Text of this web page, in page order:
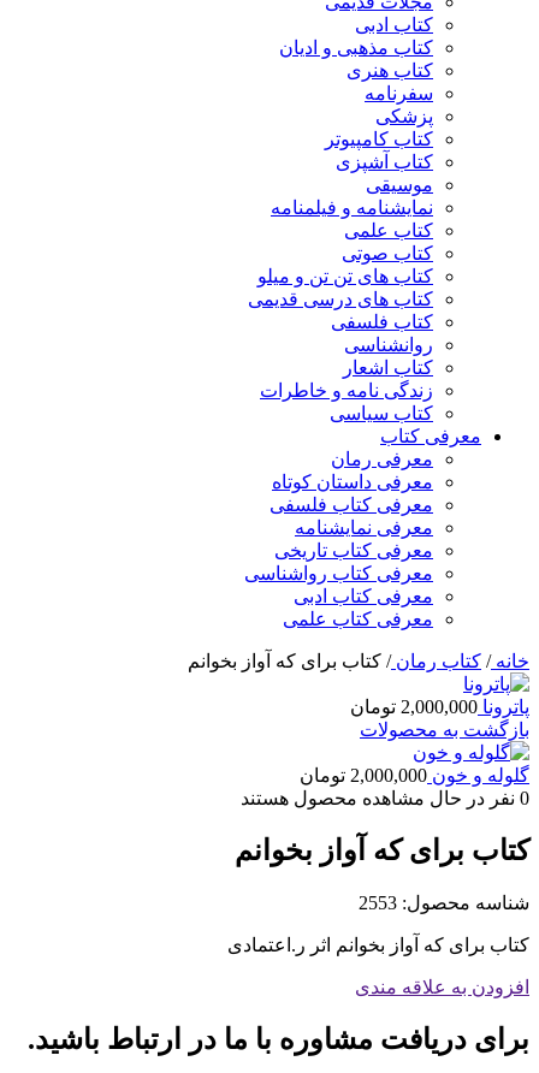
کتاب ادبی
کتاب مذهبی و ادیان
کتاب هنری
سفرنامه
پزشکی
کتاب کامپیوتر
کتاب آشپزی
موسیقی
نمایشنامه و فیلمنامه
کتاب علمی
کتاب صوتی
کتاب های تن تن و میلو
کتاب های درسی قدیمی
کتاب فلسفی
روانشناسی
کتاب اشعار
زندگی نامه و خاطرات
کتاب سیاسی
معرفی کتاب
معرفی رمان
معرفی داستان کوتاه
معرفی کتاب فلسفی
معرفی نمایشنامه
معرفی کتاب تاریخی
معرفی کتاب رواشناسی
معرفی کتاب ادبی
معرفی کتاب علمی
خانه/ کتاب رمان/ کتاب برای که آواز بخوانم
پاترونا 2,000,000 تومان
بازگشت به محصولات
گلوله و خون 2,000,000 تومان
0 نفر در حال مشاهده محصول هستند
کتاب برای که آواز بخوانم
شناسه محصول: 2553
کتاب برای که آواز بخوانم اثر ر.اعتمادی
افزودن به علاقه مندی
برای دریافت مشاوره با ما در ارتباط باشید.